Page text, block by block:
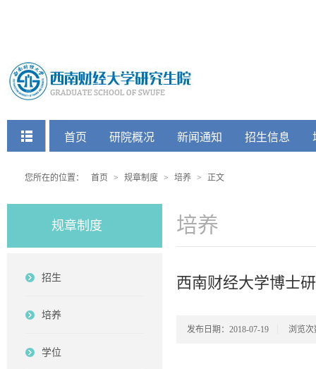
快捷菜单
首页 研院概况 新闻通知 招生信息
您所在的位置： 首页 > 规章制度 > 培养 > 正文
规章制度
招生
培养
学位
培养
西南财经大学博士
发布日期：2018-07-19 浏览次